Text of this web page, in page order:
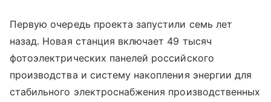
Первую очередь проекта запустили семь лет
назад. Новая станция включает 49 тысяч
фотоэлектрических панелей российского
производства и систему накопления энергии для
стабильного электроснабжения производственных